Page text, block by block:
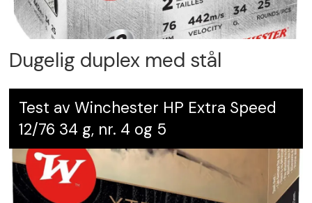
Dugelig duplex med stål
Test av Winchester HP Extra Speed
12/76 34 g, nr. 4 og 5